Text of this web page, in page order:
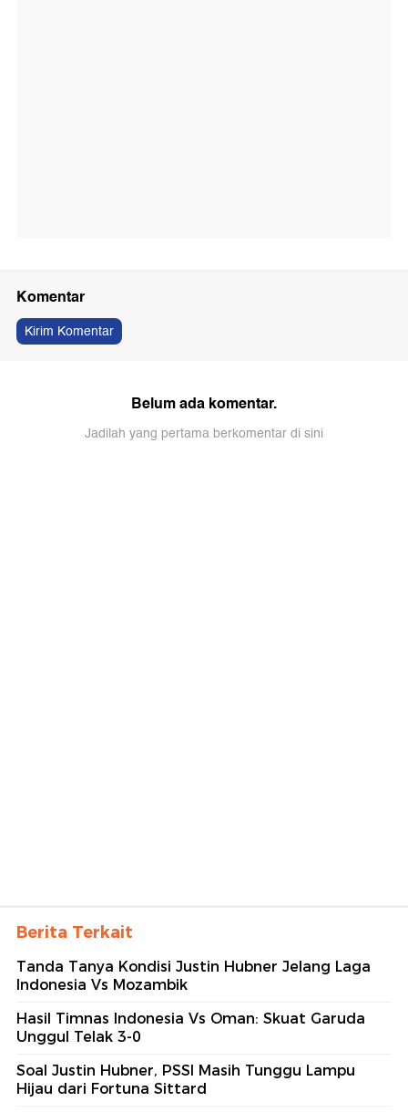
Komentar
Kirim Komentar
Belum ada komentar.
Jadilah yang pertama berkomentar di sini
Berita Terkait
Tanda Tanya Kondisi Justin Hubner Jelang Laga
Indonesia Vs Mozambik
Hasil Timnas Indonesia Vs Oman: Skuat Garuda
Unggul Telak 3-0
Soal Justin Hubner, PSSI Masih Tunggu Lampu
Hijau dari Fortuna Sittard